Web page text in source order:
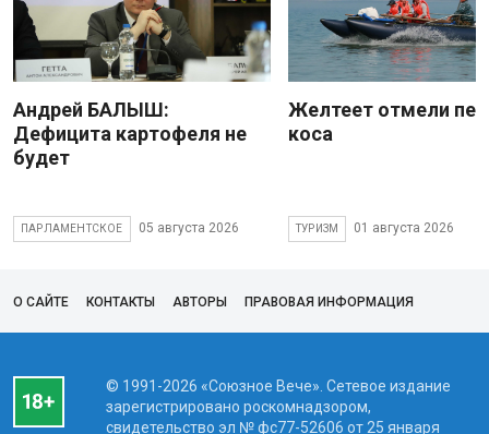
Андрей БАЛЫШ:
Дефицита картофеля не
будет
ПАРЛАМЕНТСКОЕ 05 августа 2026
Желтеет отмели
коса
ТУРИЗМ 01 августа 2026
О САЙТЕ КОНТАКТЫ АВТОРЫ ПРАВОВАЯ ИНФОРМАЦИЯ
© 1991-2026 «Союзное Вече». Сетевое издание
зарегистрировано роскомнадзором,
свидетельство эл № фc77-52606 от 25 января